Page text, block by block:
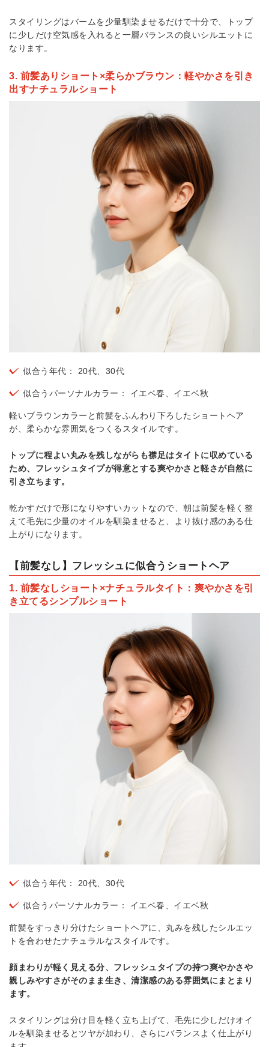
スタイリングはバームを少量馴染ませるだけで十分で、トップ
に少しだけ空気感を入れると一層バランスの良いシルエットに
なります。
3. 前髪ありショート×柔らかブラウン：軽やかさを引き
出すナチュラルショート
似合う年代： 20代、30代
似合うパーソナルカラー： イエベ春、イエベ秋
軽いブラウンカラーと前髪をふんわり下ろしたショートヘア
が、柔らかな雰囲気をつくるスタイルです。
トップに程よい丸みを残しながらも襟足はタイトに収めている
ため、フレッシュタイプが得意とする爽やかさと軽さが自然に
引き立ちます。
乾かすだけで形になりやすいカットなので、朝は前髪を軽く整
えて毛先に少量のオイルを馴染ませると、より抜け感のある仕
上がりになります。
【前髪なし】フレッシュに似合うショートヘア
1. 前髪なしショート×ナチュラルタイト：爽やかさを引
き立てるシンプルショート
似合う年代： 20代、30代
似合うパーソナルカラー： イエベ春、イエベ秋
前髪をすっきり分けたショートヘアに、丸みを残したシルエッ
トを合わせたナチュラルなスタイルです。
顔まわりが軽く見える分、フレッシュタイプの持つ爽やかさや
親しみやすさがそのまま生き、清潔感のある雰囲気にまとまり
ます。
スタイリングは分け目を軽く立ち上げて、毛先に少しだけオイ
ルを馴染ませるとツヤが加わり、さらにバランスよく仕上がり